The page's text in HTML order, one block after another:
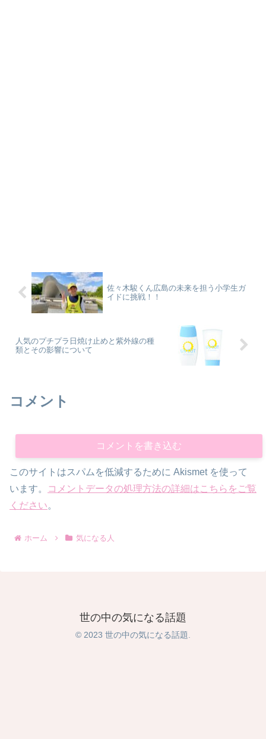
佐々木駿くん広島の未来を担う小学生ガ
イドに挑戦！！
人気のプチプラ日焼け止めと紫外線の種
類とその影響について
コメント
コメントを書き込む
このサイトはスパムを低減するために Akismet を使って
います。
コメントデータの処理方法の詳細はこちらをご覧
ください。
ホーム 気になる人
世の中の気になる話題
© 2023 世の中の気になる話題.